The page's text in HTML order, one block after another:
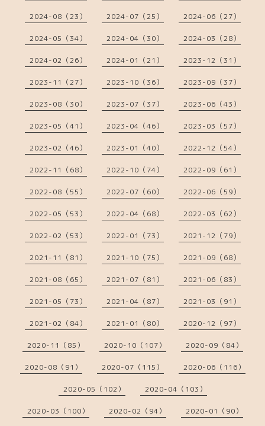
2024-08（23） 2024-07（25） 2024-06（27）
2024-05（34） 2024-04（30） 2024-03（28）
2024-02（26） 2024-01（21） 2023-12（31）
2023-11（27） 2023-10（36） 2023-09（37）
2023-08（30） 2023-07（37） 2023-06（43）
2023-05（41） 2023-04（46） 2023-03（57）
2023-02（46） 2023-01（40） 2022-12（54）
2022-11（68） 2022-10（74） 2022-09（61）
2022-08（55） 2022-07（60） 2022-06（59）
2022-05（53） 2022-04（68） 2022-03（62）
2022-02（53） 2022-01（73） 2021-12（79）
2021-11（81） 2021-10（75） 2021-09（68）
2021-08（65） 2021-07（81） 2021-06（83）
2021-05（73） 2021-04（87） 2021-03（91）
2021-02（84） 2021-01（80） 2020-12（97）
2020-11（85） 2020-10（107） 2020-09（84）
2020-08（91） 2020-07（115） 2020-06（116）
2020-05（102） 2020-04（103）
2020-03（100） 2020-02（94） 2020-01（90）